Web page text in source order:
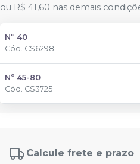
ou R$ 41,60 nas demais
Nº 40
Cód. CS6298
Nº 45-80
Cód. CS3725
Calcule frete e prazo